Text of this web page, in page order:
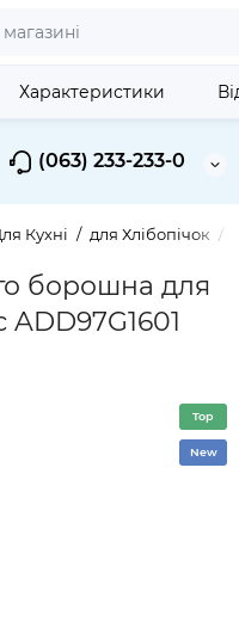
(063) 233-233-0
Кухні для Хлібопічок
борошна для
Характеристики
Top
New